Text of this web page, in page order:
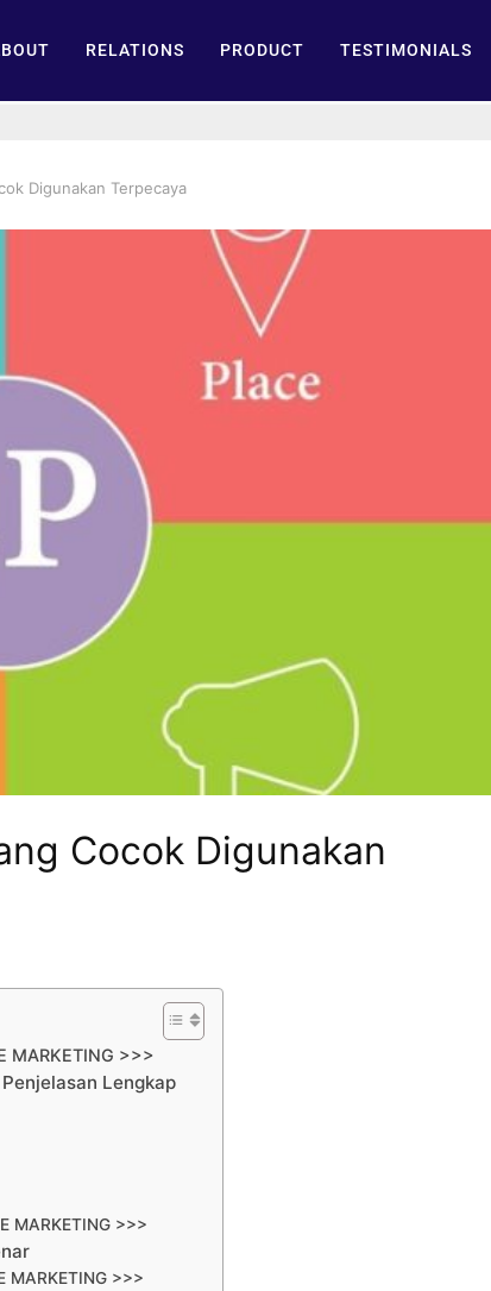
RELATIONS PRODUCT TESTIMONIALS
Digunakan Terpecaya
Cocok Digunakan
MARKETING >>>
Lengkap
MARKETING >>>
MARKETING >>>